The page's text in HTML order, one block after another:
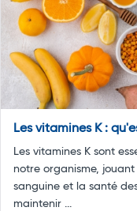
Les vitamines K :
Les vitamines K sont
notre organisme,
sanguine et la santé
maintenir ...